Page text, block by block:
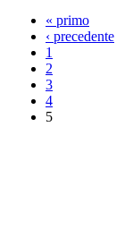
« primo
‹ precedente
1
2
3
4
5